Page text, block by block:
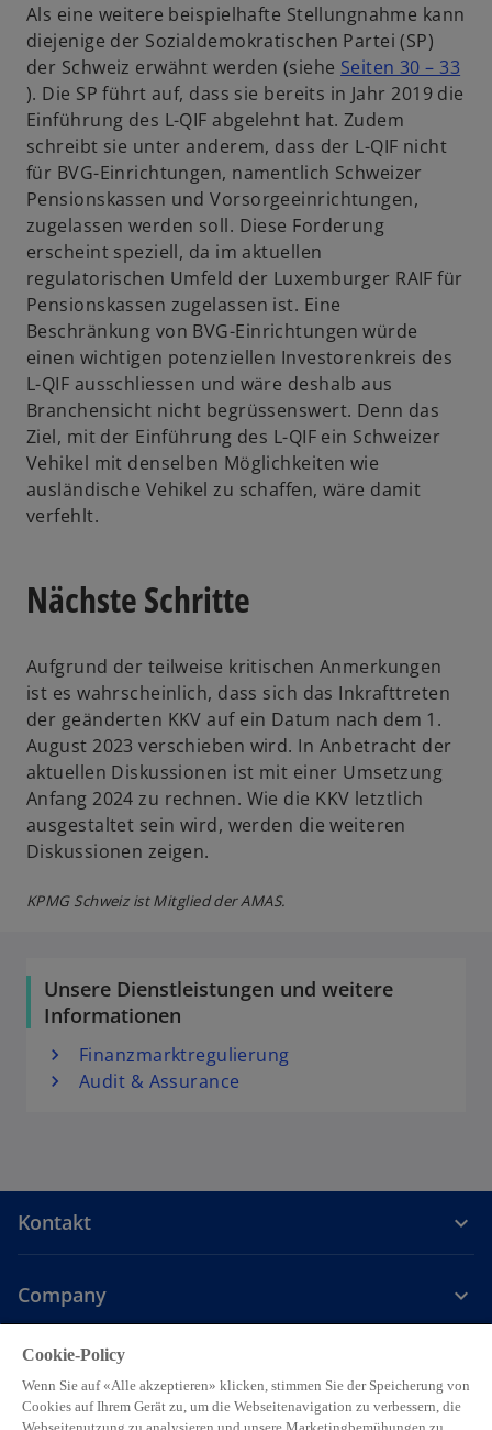
f
n
e
t
Als eine weitere beispielhafte Stellungnahme kann
diejenige der Sozialdemokratischen Partei (SP)
der Schweiz erwähnt werden (siehe Seiten 30 – 33
w
i
r
d
i
n
e
i
n
e
r
n
e
u
e
n
R
i
s
e
r
k
a
r
t
e
g
ö
). Die SP führt auf, dass sie bereits in Jahr 2019 die
Einführung des L-QIF abgelehnt hat. Zudem
schreibt sie unter anderem, dass der L-QIF nicht
für BVG-Einrichtungen, namentlich Schweizer
Pensionskassen und Vorsorgeeinrichtungen,
zugelassen werden soll. Diese Forderung
erscheint speziell, da im aktuellen
regulatorischen Umfeld der Luxemburger RAIF für
Pensionskassen zugelassen ist. Eine
Beschränkung von BVG-Einrichtungen würde
einen wichtigen potenziellen Investorenkreis des
L-QIF ausschliessen und wäre deshalb aus
Branchensicht nicht begrüssenswert. Denn das
Ziel, mit der Einführung des L-QIF ein Schweizer
Vehikel mit denselben Möglichkeiten wie
ausländische Vehikel zu schaffen, wäre damit
verfehlt.
Nächste Schritte
Aufgrund der teilweise kritischen Anmerkungen
ist es wahrscheinlich, dass sich das Inkrafttreten
der geänderten KKV auf ein Datum nach dem 1.
August 2023 verschieben wird. In Anbetracht der
aktuellen Diskussionen ist mit einer Umsetzung
Anfang 2024 zu rechnen. Wie die KKV letztlich
ausgestaltet sein wird, werden die weiteren
Diskussionen zeigen.
KPMG Schweiz ist Mitglied der AMAS.
Unsere Dienstleistungen und weitere
Informationen
Finanzmarktregulierung
Audit & Assurance
Kontakt
Company
Careers
w
w
w
w
w
Cookie-Policy
Wenn Sie auf «Alle akzeptieren» klicken, stimmen Sie der Speicherung von
Cookies auf Ihrem Gerät zu, um die Webseitenavigation zu verbessern, die